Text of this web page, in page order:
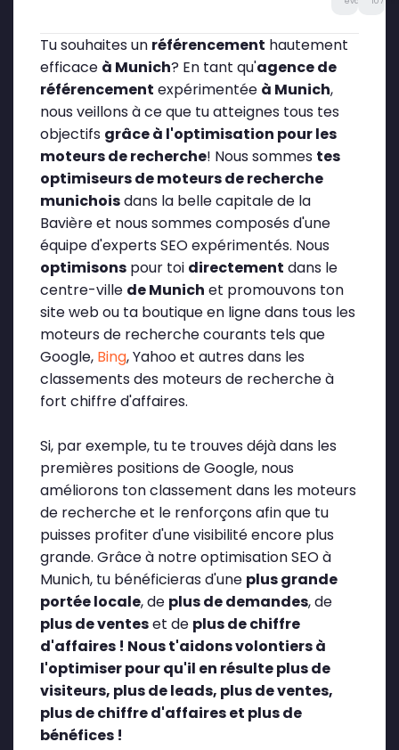
Tu souhaites un référencement hautement
efficace à Munich? En tant qu'agence de
référencement expérimentée à Munich,
nous veillons à ce que tu atteignes tous tes
objectifs grâce à l'optimisation pour les
moteurs de recherche! Nous sommes tes
optimiseurs de moteurs de recherche
munichoisdans la belle capitale de la
Bavière et nous sommes composés d'une
équipe d'experts SEO expérimentés. Nous
optimisons pour toi directement dans le
centre-ville de Munich et promouvons ton
site web ou ta boutique en ligne dans tous les
moteurs de recherche courants tels que
Google, Bing, Yahoo et autres dans les
classements des moteurs de recherche à
fort chiffre d'affaires.
Si, par exemple, tu te trouves déjà dans les
premières positions de Google, nous
améliorons ton classement dans les moteurs
de recherche et le renforçons afin que tu
puisses profiter d'une visibilité encore plus
grande. Grâce à notre optimisation SEO à
Munich, tu bénéficieras d'une plus grande
portée locale, de plus de demandes, de
plus de venteset de plus de chiffre
d'affaires ! Nous t'aidons volontiers à
l'optimiser pour qu'il en résulte plus de
visiteurs, plus de leads, plus de ventes,
plus de chiffre d'affaires et plus de
bénéfices !